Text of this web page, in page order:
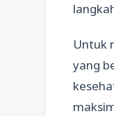
Untuk
yang